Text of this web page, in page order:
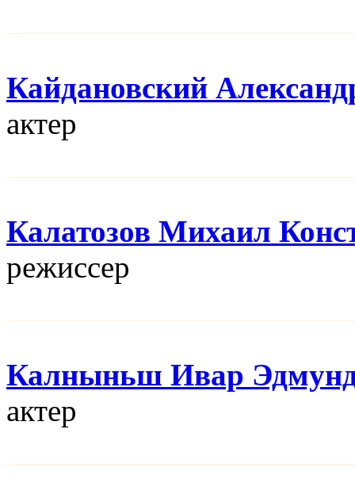
Кайдановский
актер
Калатозов Михаил
режисcер
Калныньш Ивар
актер